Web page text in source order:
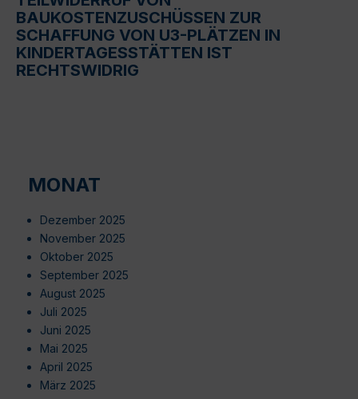
BAUKOSTENZUSCHÜSSEN ZUR
SCHAFFUNG VON U3-PLÄTZEN IN
KINDERTAGESSTÄTTEN IST
RECHTSWIDRIG
MONAT
Dezember 2025
November 2025
Oktober 2025
September 2025
August 2025
Juli 2025
Juni 2025
Mai 2025
April 2025
März 2025